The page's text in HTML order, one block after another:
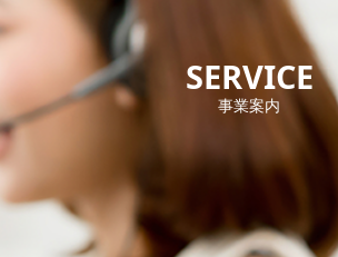
SERVICE
事業案内